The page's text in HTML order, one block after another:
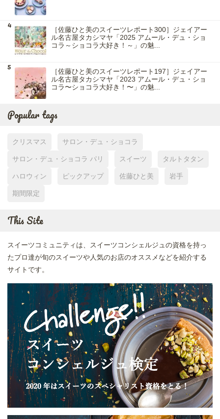
［佐藤ひと美のスイーツレポート300］ジェイアー
ル名古屋タカシマヤ「2025 アムール・デュ・ショ
コラ～ショコラ大好き！～」の魅...
［佐藤ひと美のスイーツレポート197］ジェイアー
ル名古屋タカシマヤ「2023 アムール・デュ・ショ
コラ〜ショコラ大好き！〜」の魅...
Popular tags
クリスマス サロン・デュ・ショコラ
サロン・デュ・ショコラ パリ スイーツ タルトタタン
ハロウィン ピックアップ 佐藤ひと美 岩手
期間限定
This Site
スイーツコミュニティは、スイーツコンシェルジュの資格を持っ
たプロ達が旬のスイーツや人気のお店のオススメなどを紹介する
サイトです。